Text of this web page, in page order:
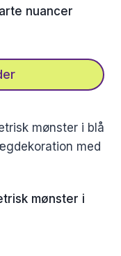
nuancer
mønster i